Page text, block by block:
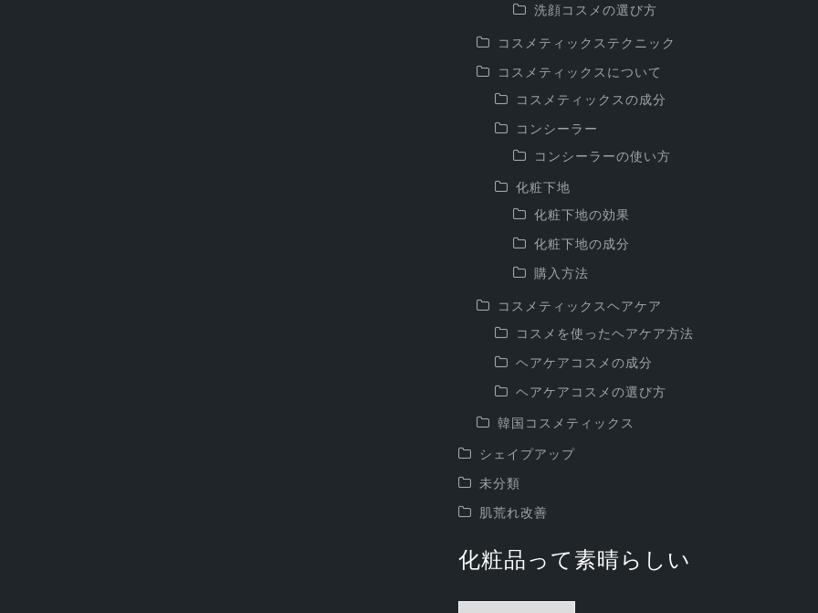
洗顔コスメの選び方
コスメティックステクニック
コスメティックスについて
コスメティックスの成分
コンシーラー
コンシーラーの使い方
化粧下地
化粧下地の効果
化粧下地の成分
購入方法
コスメティックスヘアケア
コスメを使ったヘアケア方法
ヘアケアコスメの成分
ヘアケアコスメの選び方
韓国コスメティックス
シェイプアップ
未分類
肌荒れ改善
化粧品って素晴らしい